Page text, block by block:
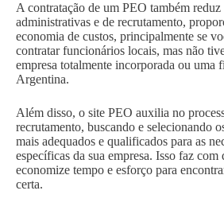
A contratação de um PEO também reduz
administrativas e de recrutamento,
economia de custos, principalmente se
contratar funcionários locais, mas não
empresa totalmente incorporada ou uma
Argentina.
Além disso, o site PEO auxilia no
recrutamento, buscando e selecionando
mais adequados e qualificados para as
específicas da sua empresa. Isso faz com
economize tempo e esforço para
certa.